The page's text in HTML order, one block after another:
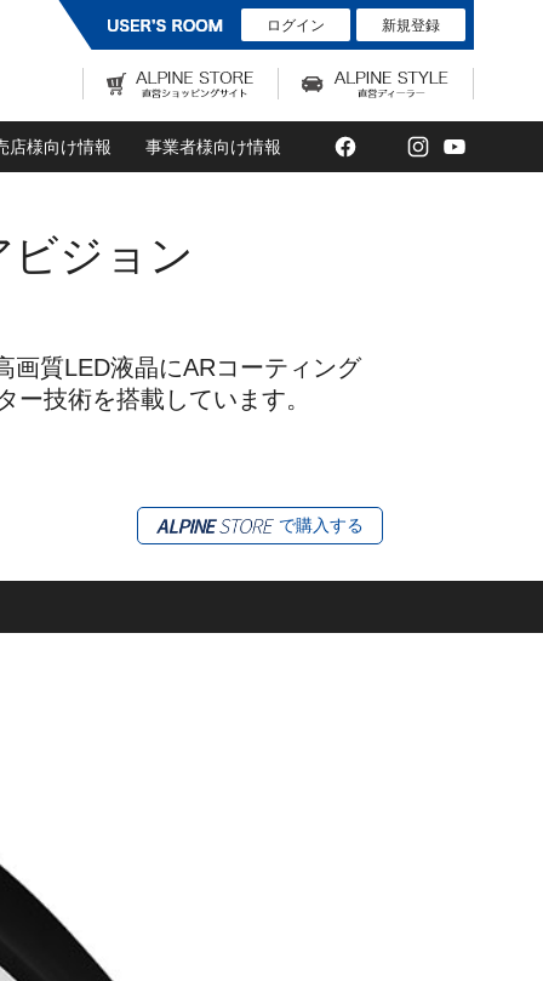
ログイン 新規登録
店様向け情報 事業者様向け情報 Facebook
TwitterInstagram
ジョン
画質LED液晶にARコーティング
技術を搭載しています。
で購入する